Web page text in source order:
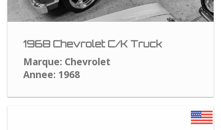
1968 Chevrolet C/K Truck
Marque: Chevrolet
Annee: 1968